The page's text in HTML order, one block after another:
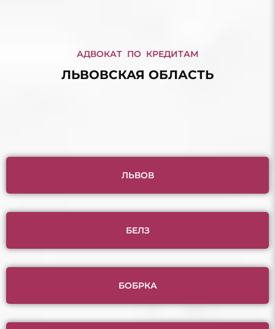
АДВОКАТ ПО КРЕДИТАМ
ЛЬВОВСКАЯ ОБЛАСТЬ
ЛЬВОВ
БЕЛЗ
БОБРКА